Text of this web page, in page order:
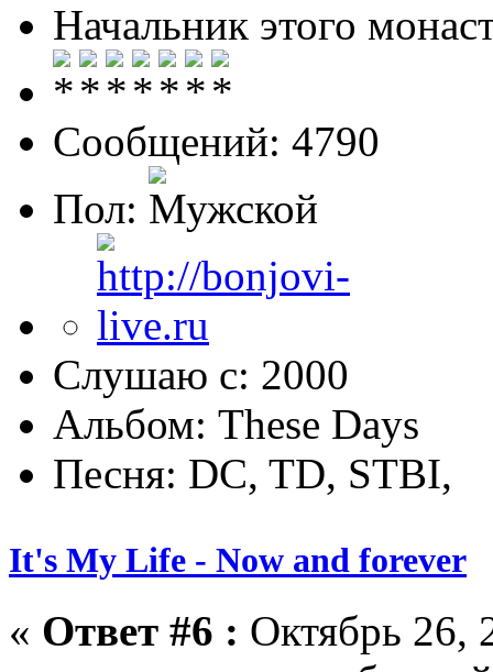
Начальник этого
Сообщений: 4790
Пол:
Слушаю с: 2000
Альбом: These Days
Песня: DC, TD, STBI,
It's My Life - Now and forever
« Ответ #6 : Октябрь 26,